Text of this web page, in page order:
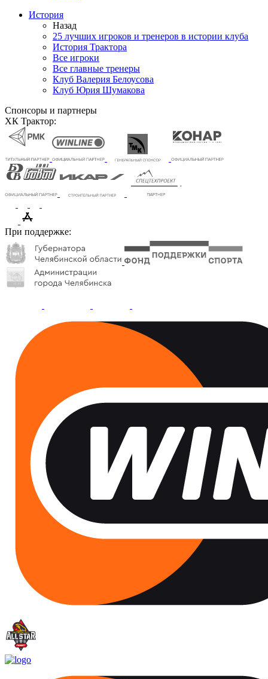
История
Назад
25 лучших игроков и тренеров в истории клуба
История Трактора
Все игроки
Все главные тренеры
Клуб Валерия Белоусова
Клуб Юрия Шумакова
Спонсоры и партнеры
ХК Трактор:
При поддержке: